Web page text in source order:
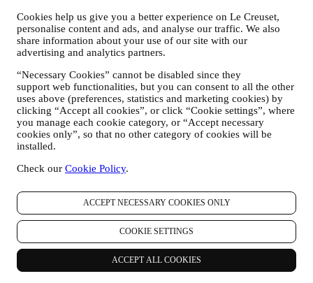
Cookies help us give you a better experience on Le Creuset,
personalise content and ads, and analyse our traffic. We also
share information about your use of our site with our
advertising and analytics partners.
“Necessary Cookies” cannot be disabled since they
support web functionalities, but you can consent to all the other
uses above (preferences, statistics and marketing cookies) by
clicking “Accept all cookies”, or click “Cookie settings”, where
you manage each cookie category, or “Accept necessary
cookies only”, so that no other category of cookies will be
installed.
Check our Cookie Policy.
ACCEPT NECESSARY COOKIES ONLY
COOKIE SETTINGS
ACCEPT ALL COOKIES
tjenestene og tilbudene våre til dine behov og preferanser for å
gi deg en personlig tilpasset kundeopplevelse hos Le Creuset.
Vi gjør dette ved å analysere dine vaner og interesser, for
eksempel ved å finne ut hvilke produkter du har sett mest på,
din interaksjon med oss på sosiale medier, hvilke sider på
nettstedet vårt du besøker og hvilket innhold blant tilbudene
våre du leser. Vi gjør dette hovedsakelig gjennom
informasjonskapsler og tilsvarende teknologi. Vi vil bruke
disse opplysningene til å administrere vår annonsering på
andre nettsteder, gi tilgang til spesifikt innhold, skreddersy
innholdet eller de tilbudene du ser på nettstedet eller, hvis du
relevante meldinger som vi tror du kan være interessert i.
Bruken av informasjonskapsler er avhengig av samtykke fra
deg. Hvis du ønsker at disse opplysningene ikke skal brukes
til å gi deg interessebaserte annonser, innhold eller meldinger,
kan du begrense bruken av opplysningene om dine online-
handlinger ved å velge dine innstillinger for
informasjonskapsler (men husk at enkelte informasjonskapsler
er nødvendige for å kunne bruke nettstedet). Vennligst merk